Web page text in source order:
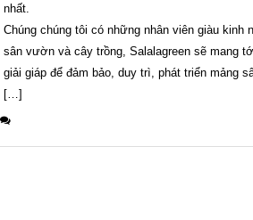
nhất.
Chúng chúng tôi có những nhân viên giàu kinh
sân vườn và cây trồng, Salalagreen sẽ mang
giải giáp để đảm bảo, duy trì, phát triển mảng
[…]